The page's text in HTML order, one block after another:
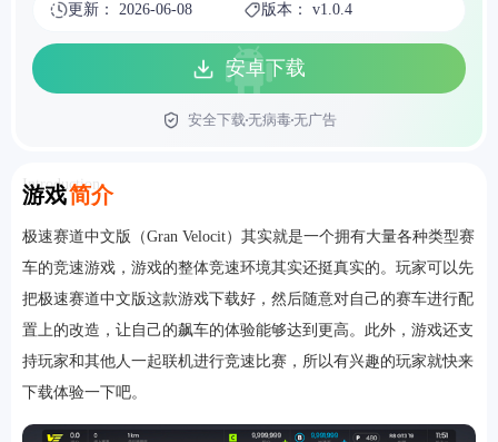
更新： 2026-06-08 版本： v1.0.4
安卓下载
安全下载无病毒无广告
游戏简介
Introduction
极速赛道中文版（Gran Velocit）其实就是一个拥有大量各种类型赛
车的竞速游戏，游戏的整体竞速环境其实还挺真实的。玩家可以先
把极速赛道中文版这款游戏下载好，然后随意对自己的赛车进行配
置上的改造，让自己的飙车的体验能够达到更高。此外，游戏还支
持玩家和其他人一起联机进行竞速比赛，所以有兴趣的玩家就快来
下载体验一下吧。